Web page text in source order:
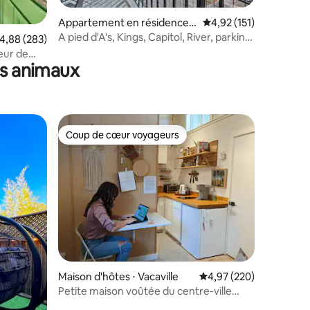
: 4,93 sur 5
moyenne sur la base de 283 commentaires : 4,88 sur 5
4,88 (283)
de
Appartement en résidence ⋅
Sacramento
Évaluation moyenne
4,92 (151)
A pied d'A's, Kings, Capitol, River, parking
animaux
appréciés Coup de cœur voyageurs
Coup de cœur voyageurs
Maison d'hôtes ⋅ Vacaville Évaluation moyenne
4,97 (220)
Petite maison voûtée du centre-ville